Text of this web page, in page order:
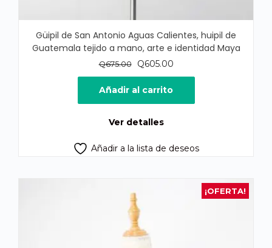
Güipil de San Antonio Aguas Calientes, huipil de
Guatemala tejido a mano, arte e identidad Maya
Q675.00
El
precio
original
era:
Q605.00El
precio
actual
es:
Añadir al carrito
Ver detalles
Añadir a la lista de deseos
¡OFERTA!